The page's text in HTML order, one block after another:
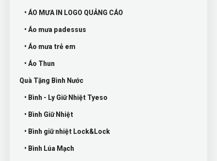
• ÁO MƯA IN LOGO QUẢNG CÁO
• Áo mưa padessus
• Áo mưa trẻ em
• Áo Thun
Quà Tặng Bình Nước
• Bình - Ly Giữ Nhiệt Tyeso
• Bình Giữ Nhiệt
• Bình giữ nhiệt Lock&Lock
• Bình Lúa Mạch